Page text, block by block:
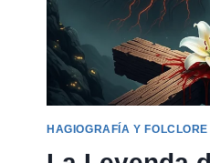
HAGIOGRAFÍA Y